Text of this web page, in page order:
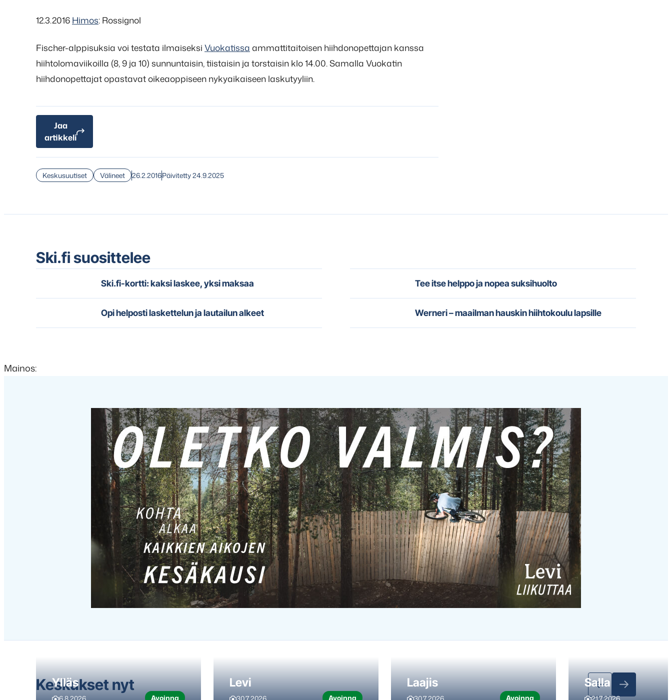
12.3.2016 Himos: Rossignol
Fischer-alppisuksia voi testata ilmaiseksi Vuokatissa ammattitaitoisen hiihdonopettajan kanssa
hiihtolomaviikoilla (8, 9 ja 10) sunnuntaisin, tiistaisin ja torstaisin klo 14.00. Samalla Vuokatin
hiihdonopettajat opastavat oikeaoppiseen nykyaikaiseen laskutyyliin.
Jaa
artikkeli
Keskusuutiset Välineet 26.2.2016Päivitetty 24.9.2025
Ski.fi suosittelee
Ski.fi-kortti: kaksi laskee, yksi maksaa Tee itse helppo ja nopea suksihuolto
Opi helposti laskettelun ja lautailun alkeet Werneri – maailman hauskin hiihtokoulu lapsille
Mainos:
Keskukset nyt
Ylläs
Avoinna
Levi
Avoinna
Laajis
Avoinna
Salla